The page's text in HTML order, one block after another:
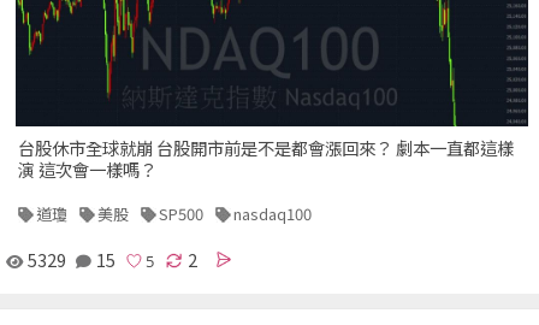
台股休市全球就崩 台股開市前是不是都會漲回來？ 劇本一直都這樣
演 這次會一樣嗎？
道瓊 美股 SP500 nasdaq100
5329 15 2